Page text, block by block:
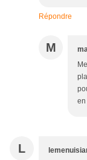
Répondre
M
en
L